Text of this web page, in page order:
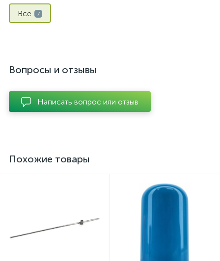
Все 7
Вопросы и отзывы
Написать вопрос или отзыв
Похожие товары